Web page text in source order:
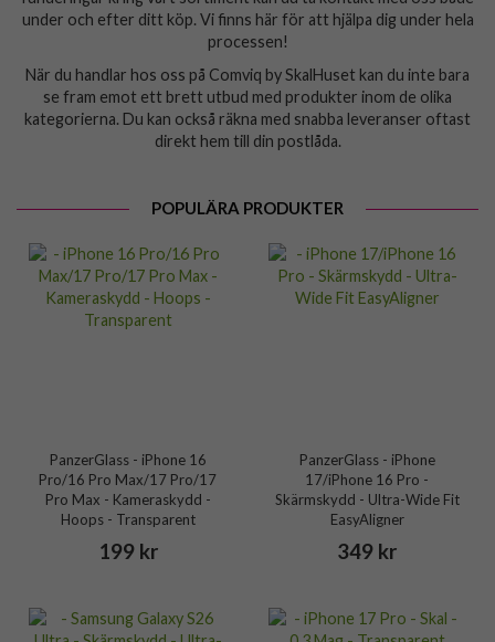
under och efter ditt köp. Vi finns här för att hjälpa dig under hela
processen!
När du handlar hos oss på Comviq by SkalHuset kan du inte bara
se fram emot ett brett utbud med produkter inom de olika
kategorierna. Du kan också räkna med snabba leveranser oftast
direkt hem till din postlåda.
POPULÄRA PRODUKTER
PanzerGlass - iPhone 16
Pro/16 Pro Max/17 Pro/17
Pro Max - Kameraskydd -
Hoops - Transparent
199 kr
PanzerGlass - iPhone
17/iPhone 16 Pro -
Skärmskydd - Ultra-Wide Fit
EasyAligner
349 kr